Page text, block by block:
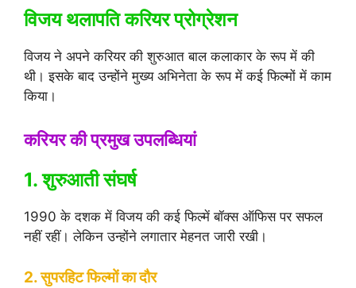
विजय थलापति करियर प्रोग्रेशन
विजय ने अपने करियर की शुरुआत बाल कलाकार के रूप में की
थी। इसके बाद उन्होंने मुख्य अभिनेता के रूप में कई फिल्मों में काम
किया।
करियर की प्रमुख उपलब्धियां
1. शुरुआती संघर्ष
1990 के दशक में विजय की कई फिल्में बॉक्स ऑफिस पर सफल
नहीं रहीं। लेकिन उन्होंने लगातार मेहनत जारी रखी।
2. सुपरहिट फिल्मों का दौर